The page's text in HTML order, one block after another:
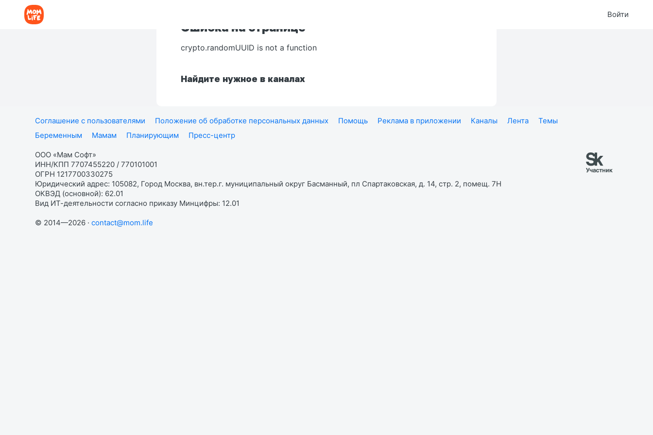
Войти
Ошибка на странице
crypto.randomUUID is not a function
Найдите нужное в каналах
Соглашение с пользователями Положение об обработке персональных данных Помощь Реклама в приложении Каналы Лента
Темы
Беременным
Мамам Планирующим Пресс-центр
ООО «Мам Софт»
ИНН/КПП 7707455220 / 770101001
ОГРН 1217700330275
Юридический адрес: 105082, Город Москва, вн.тер.г. муниципальный округ Басманный, пл Спартаковская, д. 14, стр. 2, помещ. 7Н
ОКВЭД (основной): 62.01
Вид ИТ-деятельности согласно приказу Минцифры: 12.01
© 2014—2026 · contact@mom.life